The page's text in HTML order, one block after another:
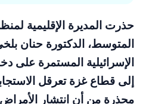
حذرت المديرة الإقليمية
المتوسط، الدكتورة حنان
الإسرائيلية المستمرة على
إلى قطاع غزة تعرقل
محذرة من أن انتشار